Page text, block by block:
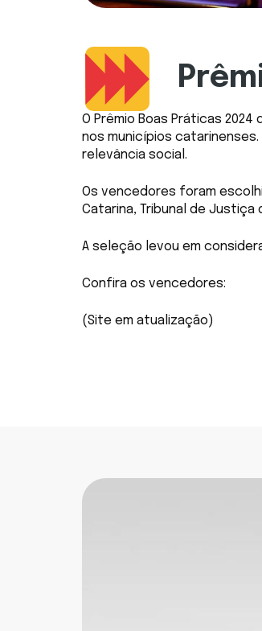
O Prêmio Boas Práticas
nos municípios
relevância social.
Os vencedores foram
Catarina, Tribunal de
A seleção levou em
Confira os vencedores:
(Site em atualização)